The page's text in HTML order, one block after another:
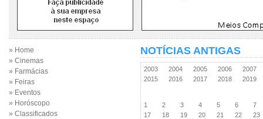
» Home
» Cinemas
» Farmácias
» Feiras
» Eventos
» Horóscopo
» Classificados
NOTÍCIAS ANTIGAS
2003 2004 2005 2006
2007
2015
2016 2017 2018 2019
1 2 3 4 5 6
7
17
18 19 20 21 22 23